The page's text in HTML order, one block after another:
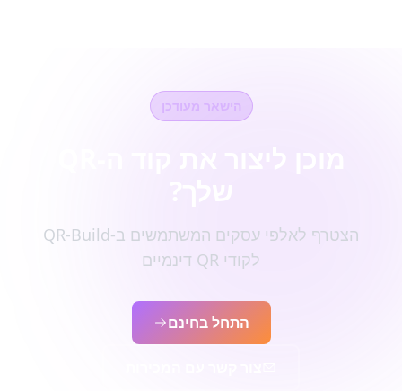
הישאר מעודכן
הצטרף לאלפי עסקים המשתמשים ב-QR-Build
לקודי QR דינמיים
התחל בחינם